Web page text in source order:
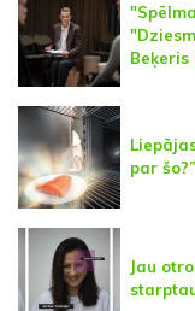
Beķeris
par šo?”
Jau